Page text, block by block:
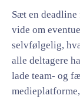
Sæt en
vide om
selvfølgelig,
alle deltagere
lade team- og